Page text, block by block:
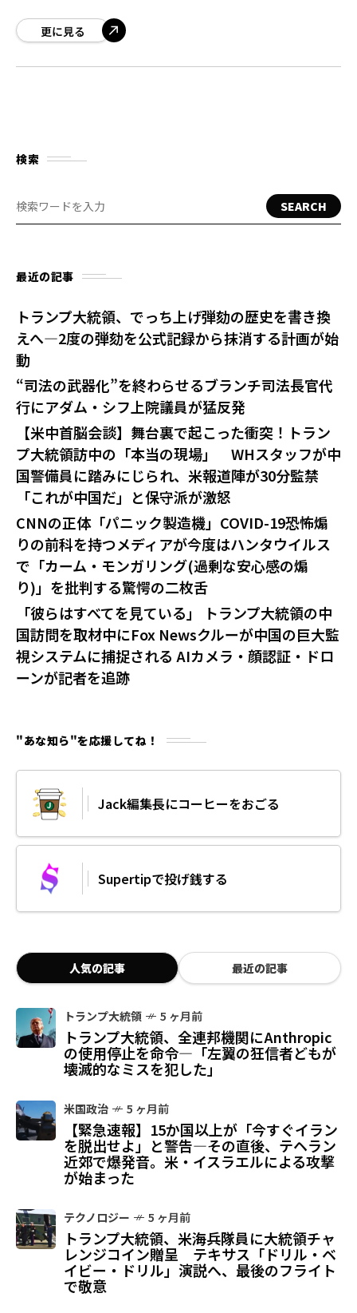
ました。ジョージア州フルト
更に見る
検索
SEARCH
最近の記事
トランプ大統領、でっち上げ弾劾の歴史を書き換
えへ—2度の弾劾を公式記録から抹消する計画が始
動
“司法の武器化”を終わらせるブランチ司法長官代
行にアダム・シフ上院議員が猛反発
【米中首脳会談】舞台裏で起こった衝突！トラン
プ大統領訪中の「本当の現場」 WHスタッフが中
国警備員に踏みにじられ、米報道陣が30分監禁
「これが中国だ」と保守派が激怒
CNNの正体「パニック製造機」COVID-19恐怖煽
りの前科を持つメディアが今度はハンタウイルス
で「カーム・モンガリング(過剰な安心感の煽
り)」を批判する驚愕の二枚舌
「彼らはすべてを見ている」 トランプ大統領の中
国訪問を取材中にFox Newsクルーが中国の巨大監
視システムに捕捉される AIカメラ・顔認証・ドロ
ーンが記者を追跡
"あな知ら"を応援してね！
Jack編集長にコーヒーをおごる
Supertipで投げ銭する
人気の記事 最近の記事
トランプ大統領 5 ヶ月前
トランプ大統領、全連邦機関にAnthropic
の使用停止を命令—「左翼の狂信者どもが
壊滅的なミスを犯した」
米国政治 5 ヶ月前
【緊急速報】15か国以上が「今すぐイラン
を脱出せよ」と警告—その直後、テヘラン
近郊で爆発音。米・イスラエルによる攻撃
が始まった
テクノロジー 5 ヶ月前
トランプ大統領、米海兵隊員に大統領チャ
レンジコイン贈呈 テキサス「ドリル・ベ
イビー・ドリル」演説へ、最後のフライト
で敬意